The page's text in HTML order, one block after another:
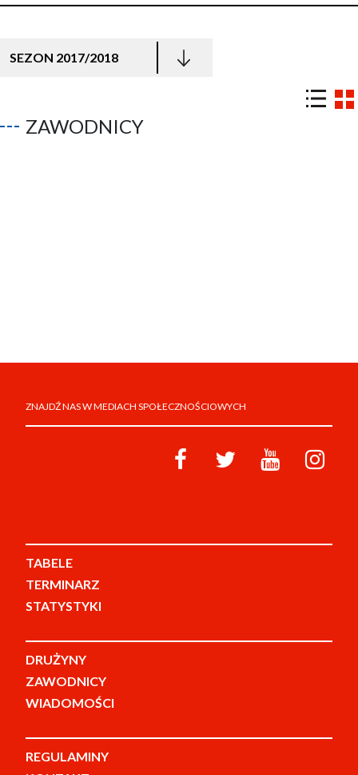
SEZON 2017/2018
ZAWODNICY
ZNAJDŹ NAS W MEDIACH SPOŁECZNOŚCIOWYCH
TABELE
TERMINARZ
STATYSTYKI
DRUŻYNY
ZAWODNICY
WIADOMOŚCI
REGULAMINY